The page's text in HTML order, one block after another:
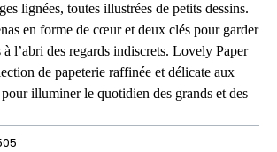
lignées, toutes illustrées de petits dessins.
en forme de cœur et deux clés pour garder
à l’abri des regards indiscrets. Lovely Paper
de papeterie raffinée et délicate aux
illuminer le quotidien des grands et des